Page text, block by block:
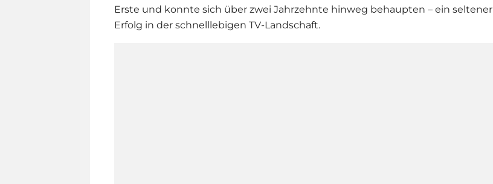
Erste und konnte sich über zwei Jahrzehnte hinweg behaupten – ein seltener
Erfolg in der schnelllebigen TV-Landschaft.